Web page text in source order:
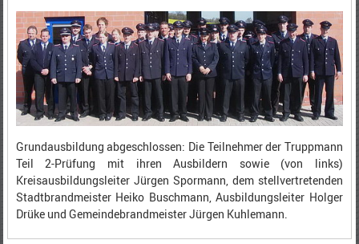
Grundausbildung abgeschlossen: Die Teilnehmer der Truppmann
Teil 2-Prüfung mit ihren Ausbildern sowie (von links)
Kreisausbildungsleiter Jürgen Spormann, dem stellvertretenden
Stadtbrandmeister Heiko Buschmann, Ausbildungsleiter Holger
Drüke und Gemeindebrandmeister Jürgen Kuhlemann.